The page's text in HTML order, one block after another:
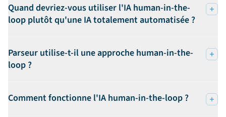
Quand devriez-vous utiliser l'IA human-in-the-
loop plutôt qu'une IA totalement automatisée ?
Parseur utilise-t-il une approche human-in-the-
loop ?
Comment fonctionne l'IA human-in-the-loop ?